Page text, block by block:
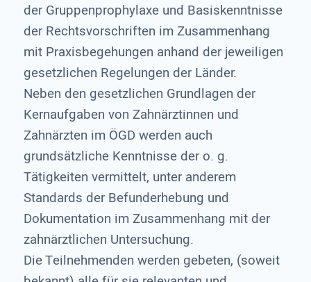
der Gruppenprophylaxe und Basiskenntnisse
der Rechtsvorschriften im Zusammenhang
mit Praxisbegehungen anhand der jeweiligen
gesetzlichen Regelungen der Länder.
Neben den gesetzlichen Grundlagen der
Kernaufgaben von Zahnärztinnen und
Zahnärzten im ÖGD werden auch
grundsätzliche Kenntnisse der o. g.
Tätigkeiten vermittelt, unter anderem
Standards der Befunderhebung und
Dokumentation im Zusammenhang mit der
zahnärztlichen Untersuchung.
Die Teilnehmenden werden gebeten, (soweit